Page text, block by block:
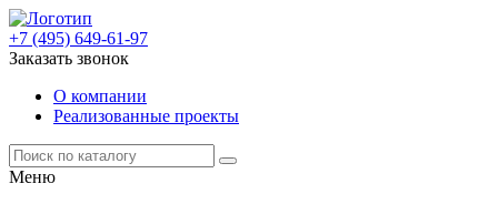
+7 (495) 649-61-97
Заказать звонок
О компании
Реализованные проекты
Меню